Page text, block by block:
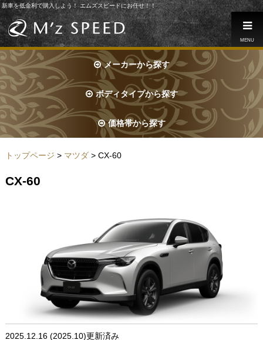
新車を低金利で購入しよう！ エムズスピードにお任せ！！
MENU
メーカーから探す
ボディタイプから探す
価格帯から探す
トップページ > マツダ> CX-60
CX-60
2025.12.16 (2025.10)更新済み